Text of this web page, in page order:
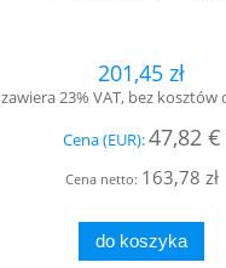
201,45 zł
zawiera 23% VAT, bez kosztów
Cena (EUR):47,82 €
Cena netto: 163,78 zł
do koszyka